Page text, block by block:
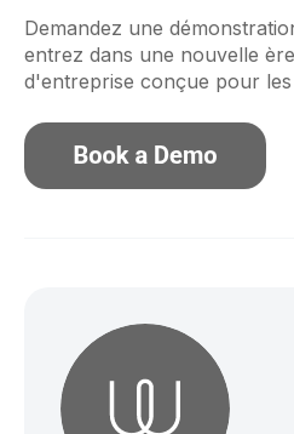
Demandez une
entrez dans une nouvelle
d'entreprise conçue pour